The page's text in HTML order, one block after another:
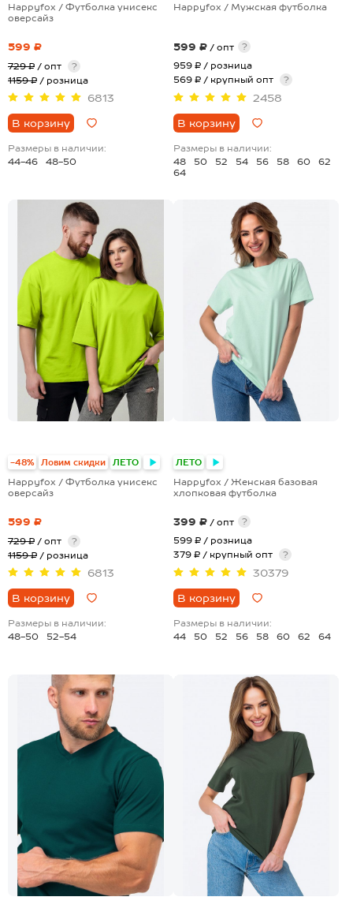
Happyfox / Футболка унисекс
оверсайз
599 ₽
729 ₽ / опт
?
1159 ₽ / розница
6813
В корзину
Размеры в наличии:
44-46
48-50
Happyfox / Мужская футболка
599 ₽ / опт
?
959 ₽ / розница
569 ₽ / крупный опт
?
2458
В корзину
Размеры в наличии:
48
50 52 54 56 58 60
62
64
-48% Ловим скидки ЛЕТО
Happyfox / Футболка унисекс
оверсайз
599 ₽
729 ₽ / опт
?
1159 ₽ / розница
6813
В корзину
Размеры в наличии:
48-50
52-54
ЛЕТО
Happyfox / Женская базовая
хлопковая футболка
399 ₽ / опт
?
599 ₽ / розница
379 ₽ / крупный опт
?
30379
В корзину
Размеры в наличии:
44
50 52 56 58 60 62 64